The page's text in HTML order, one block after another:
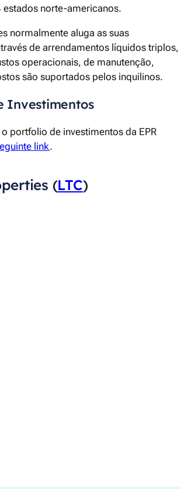
estados norte-americanos.
normalmente aluga as suas
de arrendamentos líquidos triplos,
operacionais, de manutenção,
são suportados pelos inquilinos.
Investimentos
portfolio de investimentos da EPR
link.
(LTC)